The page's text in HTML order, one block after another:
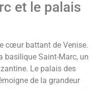
et le palais
cœur battant de Venise.
basilique Saint-Marc, un
Le palais des
de la grandeur